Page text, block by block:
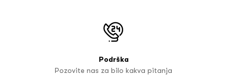
Podrška
Pozovite nas za bilo kakva pitanja